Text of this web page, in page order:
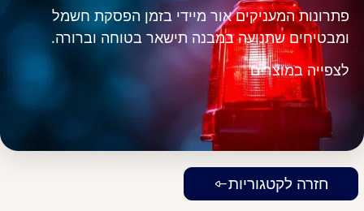
פתרונות המעניקים אור מיידי בזמן הפסקת חשמל
ומבטיחים שתנועה במבנה תישאר בטוחה וברורה.
לצפייה במוצרים
חזרה לקטגוריות